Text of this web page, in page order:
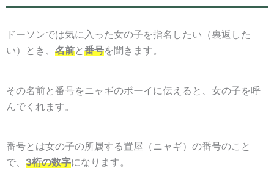
ドーソンでは気に入った女の子を指名したい（裏返した
い）とき、 名前と 番号を聞きます。
その名前と番号をニャギのボーイに伝えると、女の子を呼
んでくれます。
番号とは女の子の所属する置屋（ニャギ）の番号のこと
で、 3桁の数字になります。